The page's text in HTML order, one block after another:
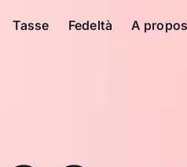
Tasse Fedeltà A